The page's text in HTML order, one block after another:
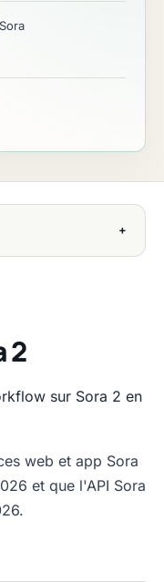
+
2
sur Sora 2 en
web et app Sora
et que l'API Sora